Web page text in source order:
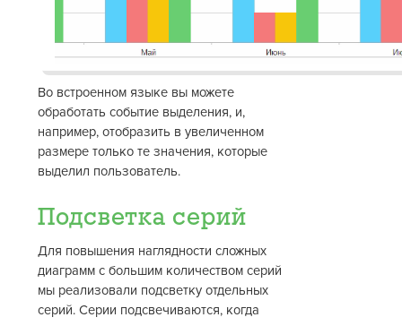
Во встроенном языке вы можете
обработать событие выделения, и,
например, отобразить в увеличенном
размере только те значения, которые
выделил пользователь.
Подсветка серий
Для повышения наглядности сложных
диаграмм с большим количеством серий
мы реализовали подсветку отдельных
серий. Серии подсвечиваются, когда